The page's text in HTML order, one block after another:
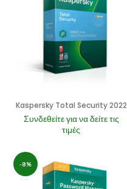
Kaspersky Total Security 2022
Συνδεθείτε για να δείτε τις
τιμές
-8%